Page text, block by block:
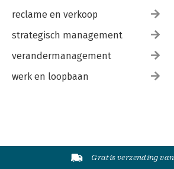
reclame en verkoop
strategisch management
verandermanagement
werk en loopbaan
Gratis verzending